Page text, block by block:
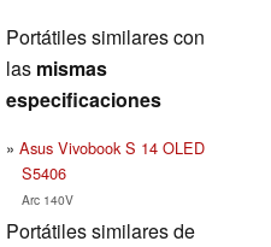
Portátiles similares con
las mismas
especificaciones
Asus Vivobook S 14 OLED
S5406
Arc 140V
Portátiles similares de